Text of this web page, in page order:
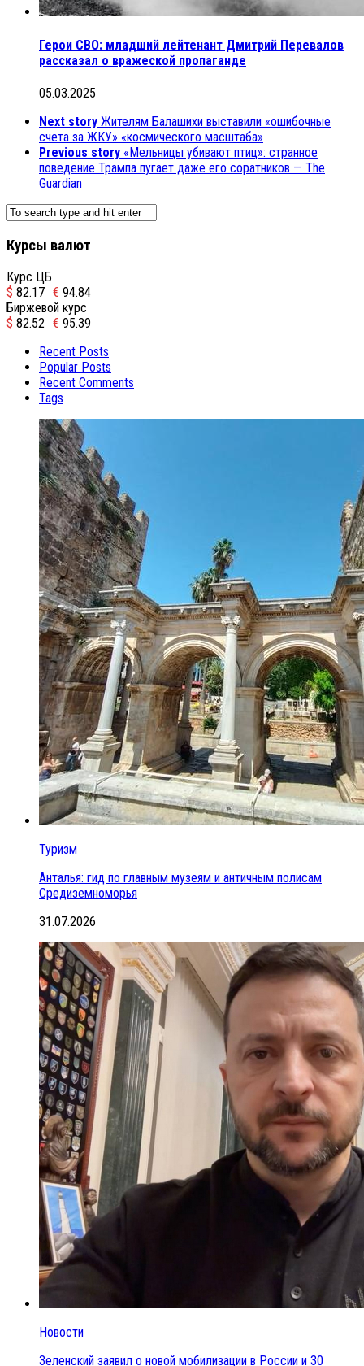
Герои СВО: младший лейтенант Дмитрий Перевалов
рассказал о вражеской пропаганде
05.03.2025
Next story Жителям Балашихи выставили «ошибочные
счета за ЖКУ» «космического масштаба»
Previous story «Мельницы убивают птиц»: странное
поведение Трампа пугает даже его соратников — The
Guardian
Курсы валют
Курс ЦБ
$ 82.17 € 94.84
Биржевой курс
$ 82.52 € 95.39
Recent Posts
Popular Posts
Recent Comments
Tags
Туризм
Анталья: гид по главным музеям и античным полисам
Средиземноморья
31.07.2026
Новости
Зеленский заявил о новой мобилизации в России и 30